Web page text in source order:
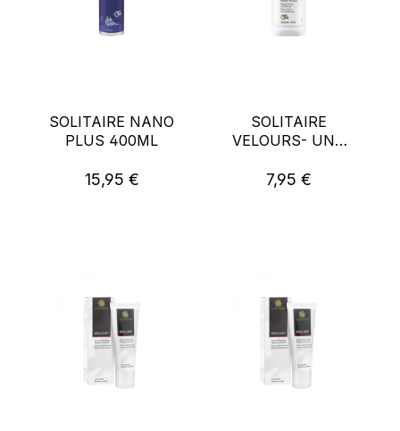
SOLITAIRE NANO
PLUS 400ML
Regulärer Preis:
15,95 €
SOLITAIRE
VELOURS- UND
75ML
Regulärer Preis:
7,95 €